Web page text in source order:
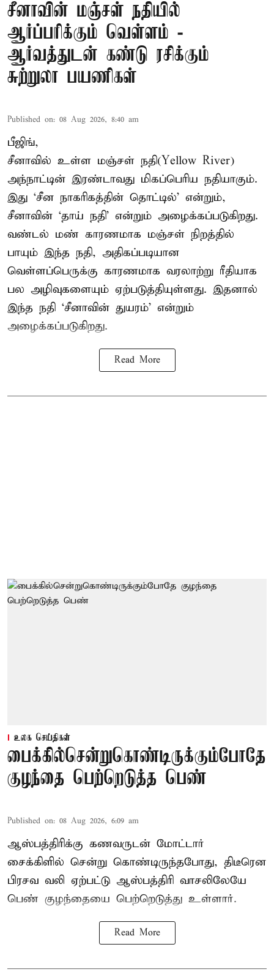
சீனாவின் மஞ்சள் நதியில்
ஆர்ப்பரிக்கும் வெள்ளம் -
ஆர்வத்துடன் கண்டு ரசிக்கும்
சுற்றுலா பயணிகள்
Published on: 08 Aug 2026, 8:40 am
பீஜிங்,
சீனாவில் உள்ள மஞ்சள் நதி(Yellow River)
அந்நாட்டின் இரண்டாவது மிகப்பெரிய நதியாகும்.
இது ‘சீன நாகரிகத்தின் தொட்டில்’ என்றும்,
சீனாவின் ‘தாய் நதி’ என்றும் அழைக்கப்படுகிறது.
வண்டல் மண் காரணமாக மஞ்சள் நிறத்தில்
பாயும் இந்த நதி, அதிகப்படியான
வெள்ளப்பெருக்கு காரணமாக வரலாற்று ரீதியாக
பல அழிவுகளையும் ஏற்படுத்தியுள்ளது. இதனால்
இந்த நதி ‘சீனாவின் துயரம்’ என்றும்
அழைக்கப்படுகிறது.
Read More
உலக செய்திகள்
பைக்கில்சென்றுகொண்டிருக்கும்போதே
குழந்தை பெற்றெடுத்த பெண்
Published on: 08 Aug 2026, 6:09 am
ஆஸ்பத்திரிக்கு கணவருடன் மோட்டார்
சைக்கிளில் சென்று கொண்டிருந்தபோது, திடீரென
பிரசவ வலி ஏற்பட்டு ஆஸ்பத்திரி வாசலிலேயே
பெண் குழந்தையை பெற்றெடுத்து உள்ளார்.
Read More